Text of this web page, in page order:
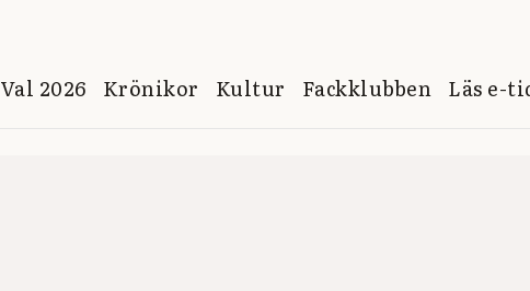
Val 2026 Krönikor Kultur Fackklubben Läs e-